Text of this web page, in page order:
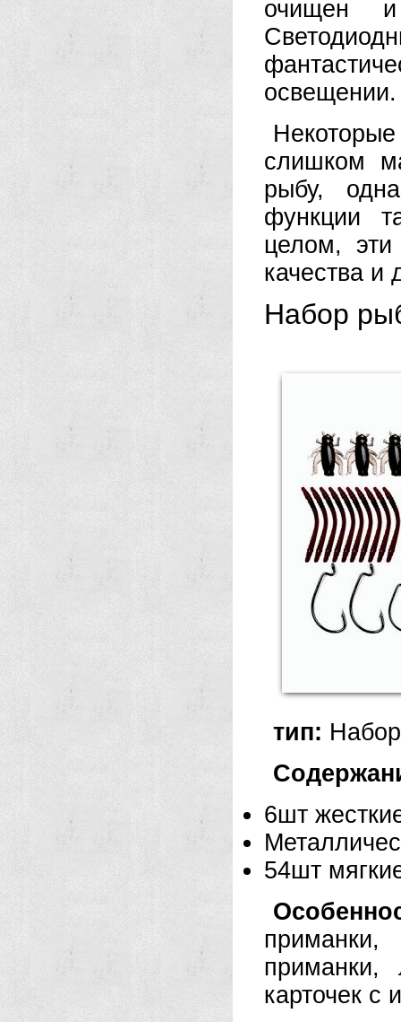
очищен
освещении.
слишком
рыбу,
функции
целом,
качества и
Набор
тип:
6шт
54шт
приманки,
карточек с